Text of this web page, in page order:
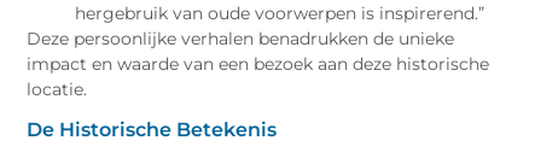
hergebruik van oude voorwerpen is inspirerend.”
Deze persoonlijke verhalen benadrukken de unieke
impact en waarde van een bezoek aan deze historische
locatie.
De Historische Betekenis